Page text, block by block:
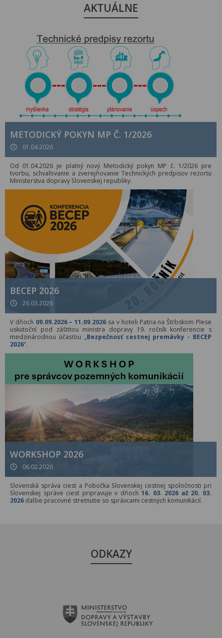
AKTUÁLNE
METODICKÝ POKYN MP Č. 1/2026
01.04.2026
Od 01.04.2026 je platný nový Metodický pokyn MP č. 1/2026 pre
tvorbu, schvaľovanie a zverejňovanie Technických predpisov rezortu
Ministerstva dopravy Slovenskej republiky.
BECEP 2026
26.03.2026
V dňoch 09.09.2026 – 11.09.2026 sa v hoteli Patria na Štrbskom Plese
uskutoční pod záštitou ministra dopravy 19. ročník konferencie s
medzinárodnou účasťou „Bezpečnosť cestnej premávky - BECEP
2026“.
WORKSHOP 2026
06.02.2026
Slovenská správa ciest a Pobočka Slovenskej cestnej spoločnosti pri
Slovenskej správe ciest pripravuje v dňoch16. 03. 2026 až 20. 03.
2026ďalšie pracovné stretnutie so správcami cestných komunikácií.
ODKAZY